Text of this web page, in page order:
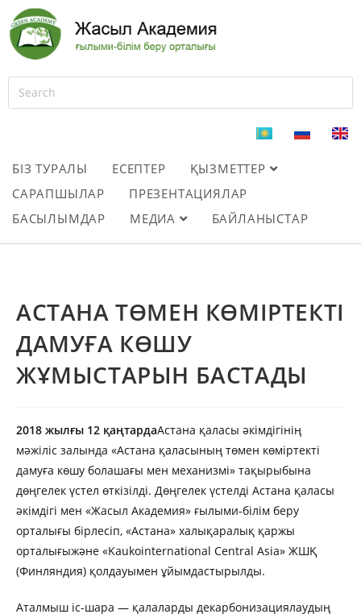
БІЗ ТУРАЛЫ ЕСЕПТЕР
ҚЫЗМЕТТЕР
САРАПШЫЛАР
ПРЕЗЕНТАЦИЯЛАР
БАСЫЛЫМДАР
МЕДИА БАЙЛАНЫСТАР
АСТАНА ТӨМЕН КӨМІРТЕКТІ
ДАМУҒА КӨШУ
ЖҰМЫСТАРЫН БАСТАДЫ
2018 жылғы 12 қаңтардаАстана қаласы әкімдігінің
мәжіліс залында «Астана қаласының төмен көміртекті
дамуға көшу болашағы мен механизмі» тақырыбына
дөңгелек үстел өткізілді. Дөңгелек үстелді Астана қаласы
әкімдігі мен «Жасыл Академия» ғылыми-білім беру
орталығы бірлесіп, «Астана» халықаралық қаржы
орталығыжәне «Kaukointernational Central Asia» ЖШҚ
(Финляндия) қолдауымен ұйымдастырылды.
Аталмыш іс-шара — қалаларды декарбонизациялаудың